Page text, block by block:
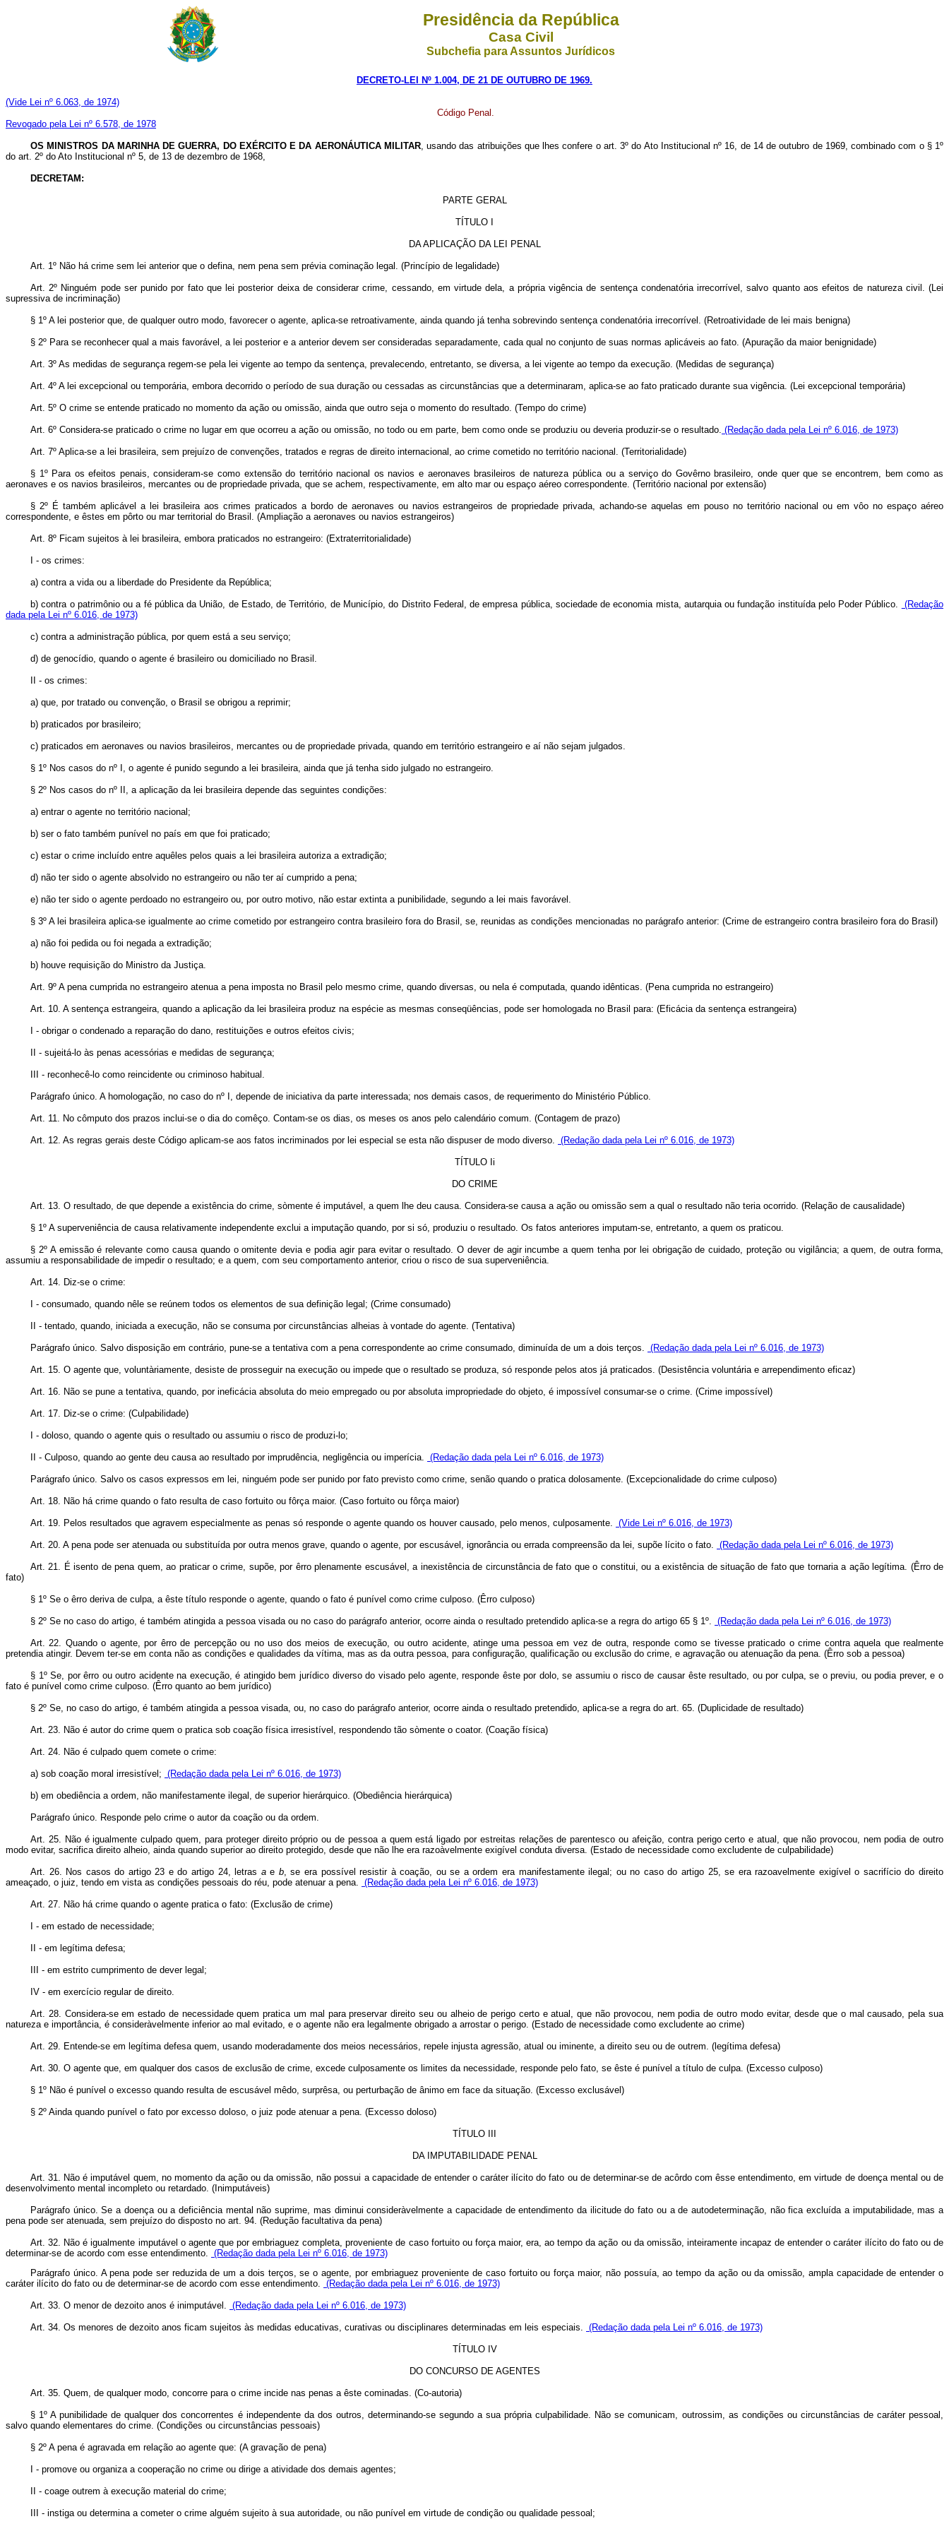
Presidência da República
Casa Civil
Subchefia para Assuntos Jurídicos
DECRETO-LEI Nº 1.004, DE 21 DE OUTUBRO DE 1969.
(Vide Lei nº 6.063, de 1974)
Revogado pela Lei nº 6.578, de 1978
Código Penal.
OS MINISTROS DA MARINHA DE GUERRA, DO EXÉRCITO E DA AERONÁUTICA MILITAR, usando das atribuições que lhes confere o art. 3º do Ato Institucional nº 16, de 14 de outubro de 1969, combinado com o § 1º
do art. 2º do Ato Institucional nº 5, de 13 de dezembro de 1968,
DECRETAM:
PARTE GERAL
TÍTULO I
DA APLICAÇÃO DA LEI PENAL
Art. 1º Não há crime sem lei anterior que o defina, nem pena sem prévia cominação legal. (Princípio de legalidade)
Art. 2º Ninguém pode ser punido por fato que lei posterior deixa de considerar crime, cessando, em virtude dela, a própria vigência de sentença condenatória irrecorrível, salvo quanto aos efeitos de natureza civil. (Lei
supressiva de incriminação)
§ 1º A lei posterior que, de qualquer outro modo, favorecer o agente, aplica-se retroativamente, ainda quando já tenha sobrevindo sentença condenatória irrecorrível. (Retroatividade de lei mais benigna)
§ 2º Para se reconhecer qual a mais favorável, a lei posterior e a anterior devem ser consideradas separadamente, cada qual no conjunto de suas normas aplicáveis ao fato. (Apuração da maior benignidade)
Art. 3º As medidas de segurança regem-se pela lei vigente ao tempo da sentença, prevalecendo, entretanto, se diversa, a lei vigente ao tempo da execução. (Medidas de segurança)
Art. 4º A lei excepcional ou temporária, embora decorrido o período de sua duração ou cessadas as circunstâncias que a determinaram, aplica-se ao fato praticado durante sua vigência. (Lei excepcional temporária)
Art. 5º O crime se entende praticado no momento da ação ou omissão, ainda que outro seja o momento do resultado. (Tempo do crime)
Art. 6º Considera-se praticado o crime no lugar em que ocorreu a ação ou omissão, no todo ou em parte, bem como onde se produziu ou deveria produzir-se o resultado. (Redação dada pela Lei nº 6.016, de 1973)
Art. 7º Aplica-se a lei brasileira, sem prejuízo de convenções, tratados e regras de direito internacional, ao crime cometido no território nacional. (Territorialidade)
§ 1º Para os efeitos penais, consideram-se como extensão do território nacional os navios e aeronaves brasileiros de natureza pública ou a serviço do Govêrno brasileiro, onde quer que se encontrem, bem como as
aeronaves e os navios brasileiros, mercantes ou de propriedade privada, que se achem, respectivamente, em alto mar ou espaço aéreo correspondente. (Território nacional por extensão)
§ 2º É também aplicável a lei brasileira aos crimes praticados a bordo de aeronaves ou navios estrangeiros de propriedade privada, achando-se aquelas em pouso no território nacional ou em vôo no espaço aéreo
correspondente, e êstes em pôrto ou mar territorial do Brasil. (Ampliação a aeronaves ou navios estrangeiros)
Art. 8º Ficam sujeitos à lei brasileira, embora praticados no estrangeiro: (Extraterritorialidade)
I - os crimes:
a) contra a vida ou a liberdade do Presidente da República;
b) contra o patrimônio ou a fé pública da União, de Estado, de Território, de Município, do Distrito Federal, de empresa pública, sociedade de economia mista, autarquia ou fundação instituída pelo Poder Público.
(Redação
dada pela Lei nº 6.016, de 1973)
c) contra a administração pública, por quem está a seu serviço;
d) de genocídio, quando o agente é brasileiro ou domiciliado no Brasil.
II - os crimes:
a) que, por tratado ou convenção, o Brasil se obrigou a reprimir;
b) praticados por brasileiro;
c) praticados em aeronaves ou navios brasileiros, mercantes ou de propriedade privada, quando em território estrangeiro e aí não sejam julgados.
§ 1º Nos casos do nº I, o agente é punido segundo a lei brasileira, ainda que já tenha sido julgado no estrangeiro.
§ 2º Nos casos do nº II, a aplicação da lei brasileira depende das seguintes condições:
a) entrar o agente no território nacional;
b) ser o fato também punível no país em que foi praticado;
c) estar o crime incluído entre aquêles pelos quais a lei brasileira autoriza a extradição;
d) não ter sido o agente absolvido no estrangeiro ou não ter aí cumprido a pena;
e) não ter sido o agente perdoado no estrangeiro ou, por outro motivo, não estar extinta a punibilidade, segundo a lei mais favorável.
§ 3º A lei brasileira aplica-se igualmente ao crime cometido por estrangeiro contra brasileiro fora do Brasil, se, reunidas as condições mencionadas no parágrafo anterior: (Crime de estrangeiro contra brasileiro fora do Brasil)
a) não foi pedida ou foi negada a extradição;
b) houve requisição do Ministro da Justiça.
Art. 9º A pena cumprida no estrangeiro atenua a pena imposta no Brasil pelo mesmo crime, quando diversas, ou nela é computada, quando idênticas. (Pena cumprida no estrangeiro)
Art. 10. A sentença estrangeira, quando a aplicação da lei brasileira produz na espécie as mesmas conseqüências, pode ser homologada no Brasil para: (Eficácia da sentença estrangeira)
I - obrigar o condenado a reparação do dano, restituições e outros efeitos civis;
II - sujeitá-lo às penas acessórias e medidas de segurança;
III - reconhecê-lo como reincidente ou criminoso habitual.
Parágrafo único. A homologação, no caso do nº I, depende de iniciativa da parte interessada; nos demais casos, de requerimento do Ministério Público.
Art. 11. No cômputo dos prazos inclui-se o dia do comêço. Contam-se os dias, os meses os anos pelo calendário comum. (Contagem de prazo)
Art. 12. As regras gerais deste Código aplicam-se aos fatos incriminados por lei especial se esta não dispuser de modo diverso. (Redação dada pela Lei nº 6.016, de 1973)
TÍTULO Ii
DO CRIME
Art. 13. O resultado, de que depende a existência do crime, sòmente é imputável, a quem lhe deu causa. Considera-se causa a ação ou omissão sem a qual o resultado não teria ocorrido. (Relação de causalidade)
§ 1º A superveniência de causa relativamente independente exclui a imputação quando, por si só, produziu o resultado. Os fatos anteriores imputam-se, entretanto, a quem os praticou.
§ 2º A emissão é relevante como causa quando o omitente devia e podia agir para evitar o resultado. O dever de agir incumbe a quem tenha por lei obrigação de cuidado, proteção ou vigilância; a quem, de outra forma,
assumiu a responsabilidade de impedir o resultado; e a quem, com seu comportamento anterior, criou o risco de sua superveniência.
Art. 14. Diz-se o crime:
I - consumado, quando nêle se reúnem todos os elementos de sua definição legal; (Crime consumado)
II - tentado, quando, iniciada a execução, não se consuma por circunstâncias alheias à vontade do agente. (Tentativa)
Parágrafo único. Salvo disposição em contrário, pune-se a tentativa com a pena correspondente ao crime consumado, diminuída de um a dois terços. (Redação dada pela Lei nº 6.016, de 1973)
Art. 15. O agente que, voluntàriamente, desiste de prosseguir na execução ou impede que o resultado se produza, só responde pelos atos já praticados. (Desistência voluntária e arrependimento eficaz)
Art. 16. Não se pune a tentativa, quando, por ineficácia absoluta do meio empregado ou por absoluta impropriedade do objeto, é impossível consumar-se o crime. (Crime impossível)
Art. 17. Diz-se o crime: (Culpabilidade)
I - doloso, quando o agente quis o resultado ou assumiu o risco de produzi-lo;
II - Culposo, quando ao gente deu causa ao resultado por imprudência, negligência ou imperícia. (Redação dada pela Lei nº 6.016, de 1973)
Parágrafo único. Salvo os casos expressos em lei, ninguém pode ser punido por fato previsto como crime, senão quando o pratica dolosamente. (Excepcionalidade do crime culposo)
Art. 18. Não há crime quando o fato resulta de caso fortuito ou fôrça maior. (Caso fortuito ou fôrça maior)
Art. 19. Pelos resultados que agravem especialmente as penas só responde o agente quando os houver causado, pelo menos, culposamente. (Vide Lei nº 6.016, de 1973)
Art. 20. A pena pode ser atenuada ou substituída por outra menos grave, quando o agente, por escusável, ignorância ou errada compreensão da lei, supõe lícito o fato. (Redação dada pela Lei nº 6.016, de 1973)
Art. 21. É isento de pena quem, ao praticar o crime, supõe, por êrro plenamente escusável, a inexistência de circunstância de fato que o constitui, ou a existência de situação de fato que tornaria a ação legítima. (Êrro de
fato)
§ 1º Se o êrro deriva de culpa, a êste título responde o agente, quando o fato é punível como crime culposo. (Êrro culposo)
§ 2º Se no caso do artigo, é também atingida a pessoa visada ou no caso do parágrafo anterior, ocorre ainda o resultado pretendido aplica-se a regra do artigo 65 § 1º. (Redação dada pela Lei nº 6.016, de 1973)
Art. 22. Quando o agente, por êrro de percepção ou no uso dos meios de execução, ou outro acidente, atinge uma pessoa em vez de outra, responde como se tivesse praticado o crime contra aquela que realmente
pretendia atingir. Devem ter-se em conta não as condições e qualidades da vítima, mas as da outra pessoa, para configuração, qualificação ou exclusão do crime, e agravação ou atenuação da pena. (Êrro sob a pessoa)
§ 1º Se, por êrro ou outro acidente na execução, é atingido bem jurídico diverso do visado pelo agente, responde êste por dolo, se assumiu o risco de causar êste resultado, ou por culpa, se o previu, ou podia prever, e o
fato é punível como crime culposo. (Êrro quanto ao bem jurídico)
§ 2º Se, no caso do artigo, é também atingida a pessoa visada, ou, no caso do parágrafo anterior, ocorre ainda o resultado pretendido, aplica-se a regra do art. 65. (Duplicidade de resultado)
Art. 23. Não é autor do crime quem o pratica sob coação física irresistível, respondendo tão sòmente o coator. (Coação física)
Art. 24. Não é culpado quem comete o crime:
a) sob coação moral irresistível; (Redação dada pela Lei nº 6.016, de 1973)
b) em obediência a ordem, não manifestamente ilegal, de superior hierárquico. (Obediência hierárquica)
Parágrafo único. Responde pelo crime o autor da coação ou da ordem.
Art. 25. Não é igualmente culpado quem, para proteger direito próprio ou de pessoa a quem está ligado por estreitas relações de parentesco ou afeição, contra perigo certo e atual, que não provocou, nem podia de outro
modo evitar, sacrifica direito alheio, ainda quando superior ao direito protegido, desde que não lhe era razoàvelmente exigível conduta diversa. (Estado de necessidade como excludente de culpabilidade)
Art. 26. Nos casos do artigo 23 e do artigo 24, letras ae b, se era possível resistir à coação, ou se a ordem era manifestamente ilegal; ou no caso do artigo 25, se era razoavelmente exigível o sacrifício do direito
ameaçado, o juiz, tendo em vista as condições pessoais do réu, pode atenuar a pena. (Redação dada pela Lei nº 6.016, de 1973)
Art. 27. Não há crime quando o agente pratica o fato: (Exclusão de crime)
I - em estado de necessidade;
II - em legítima defesa;
III - em estrito cumprimento de dever legal;
IV - em exercício regular de direito.
Art. 28. Considera-se em estado de necessidade quem pratica um mal para preservar direito seu ou alheio de perigo certo e atual, que não provocou, nem podia de outro modo evitar, desde que o mal causado, pela sua
natureza e importância, é consideràvelmente inferior ao mal evitado, e o agente não era legalmente obrigado a arrostar o perigo. (Estado de necessidade como excludente ao crime)
Art. 29. Entende-se em legítima defesa quem, usando moderadamente dos meios necessários, repele injusta agressão, atual ou iminente, a direito seu ou de outrem. (legítima defesa)
Art. 30. O agente que, em qualquer dos casos de exclusão de crime, excede culposamente os limites da necessidade, responde pelo fato, se êste é punível a título de culpa. (Excesso culposo)
§ 1º Não é punível o excesso quando resulta de escusável mêdo, surprêsa, ou perturbação de ânimo em face da situação. (Excesso exclusável)
§ 2º Ainda quando punível o fato por excesso doloso, o juiz pode atenuar a pena. (Excesso doloso)
TÍTULO III
DA IMPUTABILIDADE PENAL
Art. 31. Não é imputável quem, no momento da ação ou da omissão, não possui a capacidade de entender o caráter ilícito do fato ou de determinar-se de acôrdo com êsse entendimento, em virtude de doença mental ou de
desenvolvimento mental incompleto ou retardado. (Inimputáveis)
Parágrafo único. Se a doença ou a deficiência mental não suprime, mas diminui consideràvelmente a capacidade de entendimento da ilicitude do fato ou a de autodeterminação, não fica excluída a imputabilidade, mas a
pena pode ser atenuada, sem prejuízo do disposto no art. 94. (Redução facultativa da pena)
Art. 32. Não é igualmente imputável o agente que por embriaguez completa, proveniente de caso fortuito ou força maior, era, ao tempo da ação ou da omissão, inteiramente incapaz de entender o caráter ilícito do fato ou de
determinar-se de acordo com esse entendimento. (Redação dada pela Lei nº 6.016, de 1973)
Parágrafo único. A pena pode ser reduzida de um a dois terços, se o agente, por embriaguez proveniente de caso fortuito ou força maior, não possuía, ao tempo da ação ou da omissão, ampla capacidade de entender o
caráter ilícito do fato ou de determinar-se de acordo com esse entendimento. (Redação dada pela Lei nº 6.016, de 1973)
Art. 33. O menor de dezoito anos é inimputável. (Redação dada pela Lei nº 6.016, de 1973)
Art. 34. Os menores de dezoito anos ficam sujeitos às medidas educativas, curativas ou disciplinares determinadas em leis especiais. (Redação dada pela Lei nº 6.016, de 1973)
TÍTULO IV
DO CONCURSO DE AGENTES
Art. 35. Quem, de qualquer modo, concorre para o crime incide nas penas a êste cominadas. (Co-autoria)
§ 1º A punibilidade de qualquer dos concorrentes é independente da dos outros, determinando-se segundo a sua própria culpabilidade. Não se comunicam, outrossim, as condições ou circunstâncias de caráter pessoal,
salvo quando elementares do crime. (Condições ou circunstâncias pessoais)
§ 2º A pena é agravada em relação ao agente que: (A gravação de pena)
I - promove ou organiza a cooperação no crime ou dirige a atividade dos demais agentes;
II - coage outrem à execução material do crime;
III - instiga ou determina a cometer o crime alguém sujeito à sua autoridade, ou não punível em virtude de condição ou qualidade pessoal;